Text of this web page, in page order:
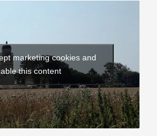
marketing cookies and
this content